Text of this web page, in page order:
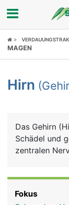
Fokus
Symptome
News
Rubriken
MAGEN
Hirn
Das Gehirn
Schädel und
zentralen
Fokus